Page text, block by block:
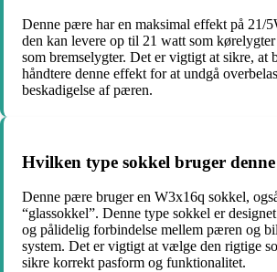
Denne pære har en maksimal effekt på 21/
den kan levere op til 21 watt som
som bremselygter. Det er vigtigt at sikre, at
håndtere denne effekt for at undgå
beskadigelse af pæren.
Hvilken type sokkel bruger
Denne pære bruger en W3x16q sokkel,
“glassokkel”. Denne type sokkel er
og pålidelig forbindelse mellem pæren og
system. Det er vigtigt at vælge den rigtige
sikre korrekt pasform og funktionalitet.